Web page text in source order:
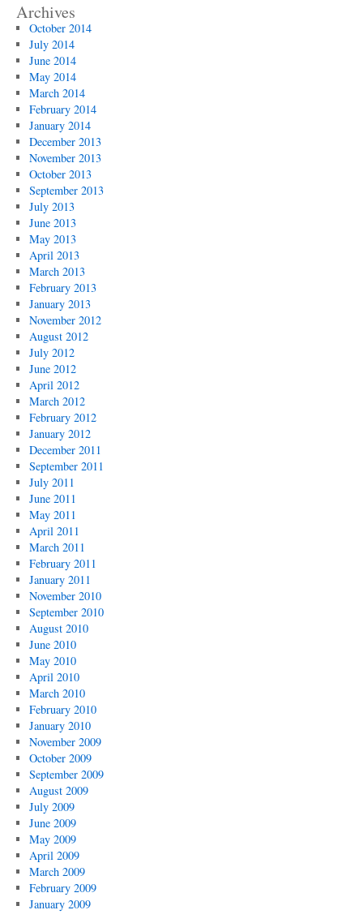
Archives
October 2014
July 2014
June 2014
May 2014
March 2014
February 2014
January 2014
December 2013
November 2013
October 2013
September 2013
July 2013
June 2013
May 2013
April 2013
March 2013
February 2013
January 2013
November 2012
August 2012
July 2012
June 2012
April 2012
March 2012
February 2012
January 2012
December 2011
September 2011
July 2011
June 2011
May 2011
April 2011
March 2011
February 2011
January 2011
November 2010
September 2010
August 2010
June 2010
May 2010
April 2010
March 2010
February 2010
January 2010
November 2009
October 2009
September 2009
August 2009
July 2009
June 2009
May 2009
April 2009
March 2009
February 2009
January 2009